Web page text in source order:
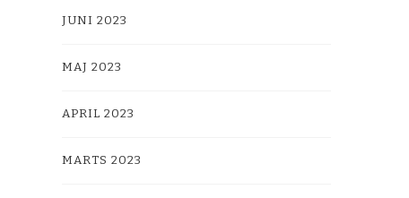
JUNI 2023
MAJ 2023
APRIL 2023
MARTS 2023